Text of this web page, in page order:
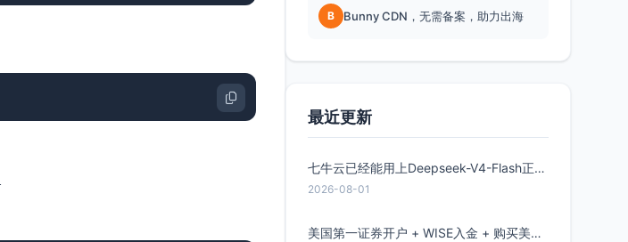
B Bunny CDN，无需备案，助力出海
最近更新
七牛云已经能用上Deepseek-V4-Flash正式版了，点此领取300万Token
2026-08-01
美国第一证券开户 + WISE入金 + 购买美股全流程分享